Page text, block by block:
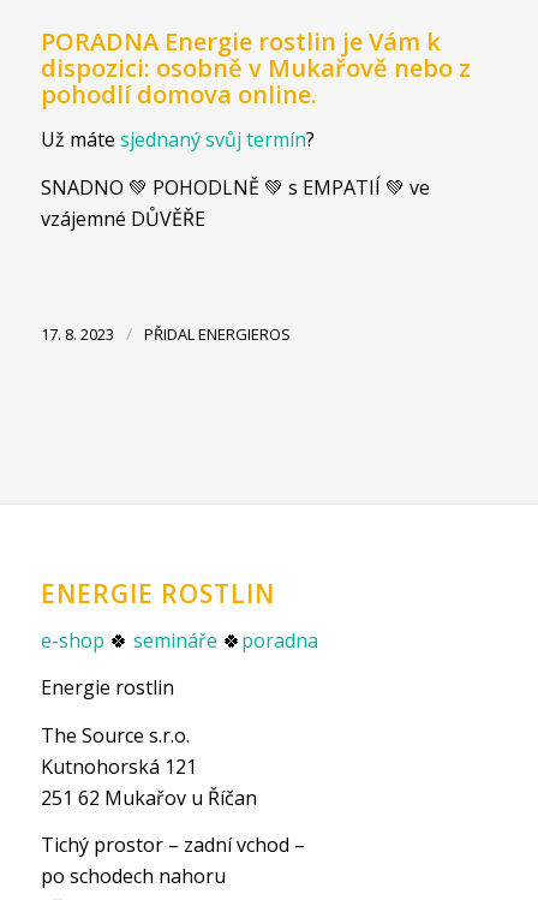
PORADNA Energie rostlin je Vám k
dispozici: osobně v Mukařově nebo z
pohodlí domova online.
Už máte sjednaný svůj termín?
SNADNO 💚 POHODLNĚ 💚 s EMPATIÍ 💚 ve
vzájemné DŮVĚŘE
17. 8. 2023 / PŘIDALENERGIEROS
ENERGIE ROSTLIN
e-shop 🍀 semináře 🍀poradna
Energie rostlin
The Source s.r.o.
Kutnohorská 121
251 62 Mukařov u Říčan
Tichý prostor – zadní vchod –
po schodech nahoru